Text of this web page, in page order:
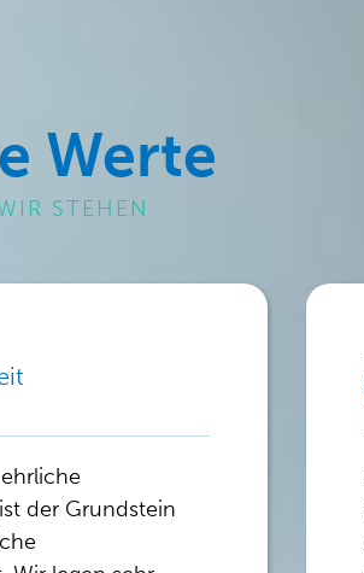
Werte
STEHEN
der Grundstein